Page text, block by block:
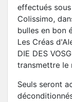
effectués
Colissimo,
bulles en bon
Les Créas
DIE DES
transmettre le
Seuls seront